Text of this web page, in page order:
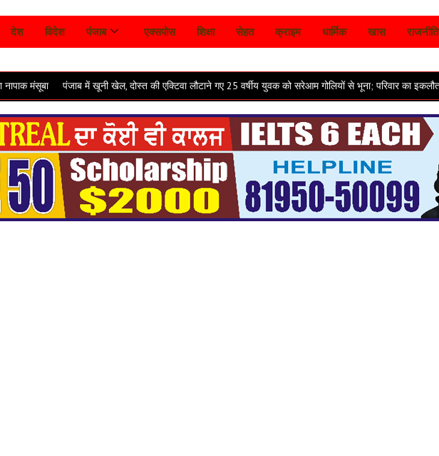
देश विदेश पंजाब एक्सपोस शिक्षा सेहत क्राइम धार्मिक खास राजनीति
पंजाब में खूनी खेल, दोस्त की एक्टिवा लौटाने गए 25 वर्षीय युवक को सरेआम गोलियों से भूना; परिवार का इकलौता सहारा था मृतक